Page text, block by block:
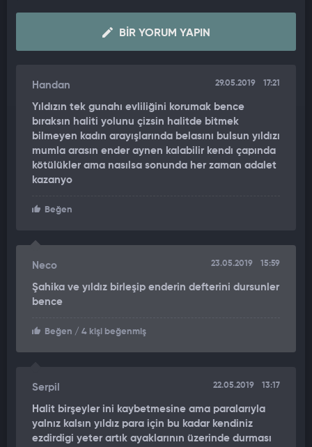
BIR YORUM YAPIN
Handan 29.05.2019 17:21
Yıldızın tek gunahı evliliğini korumak bence
bıraksın haliti yolunu çizsin halitde bitmek
bilmeyen kadın arayışlarında belasını bulsun yıldızı
mumla arasın ender aynen kalabilir kendı çapında
kötülükler ama nasılsa sonunda her zaman adalet
kazanyo
Beğen
Neco 23.05.2019 15:59
Şahika ve yıldız birleşip enderin defterini dursunler
bence
Beğen / 4 kişi beğenmiş
Serpil 22.05.2019 13:17
Halit birşeyler ini kaybetmesine ama paralarıyla
yalnız kalsın yıldız para için bu kadar kendiniz
ezdirdigi yeter artık ayaklarının üzerinde durması